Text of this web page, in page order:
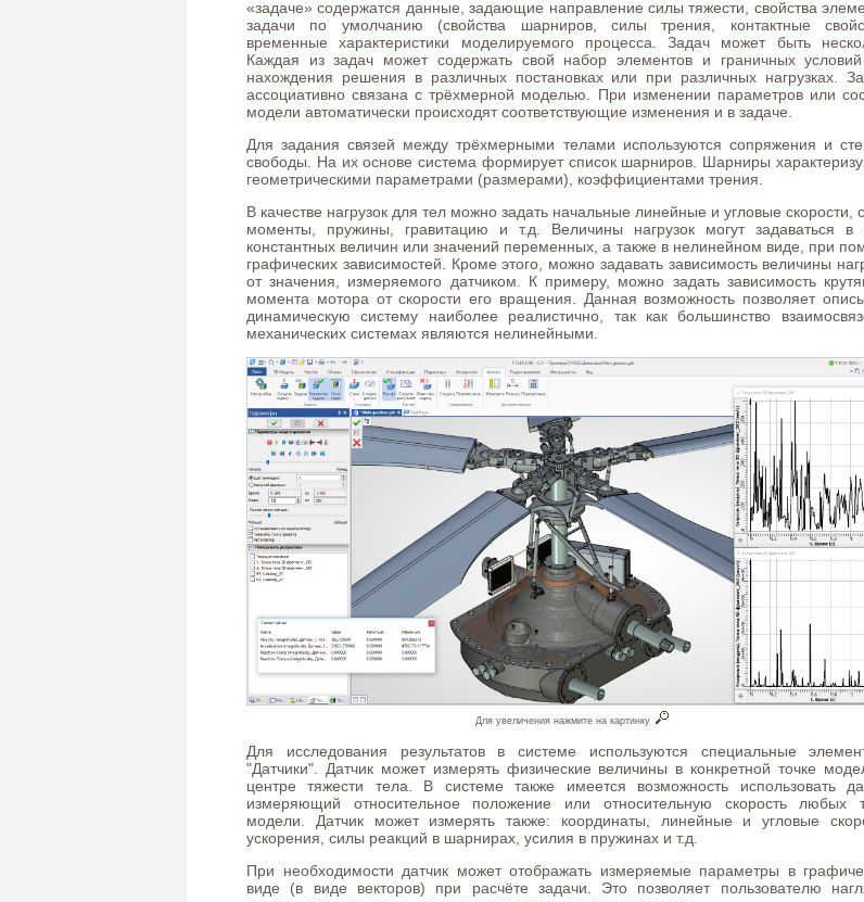
«задаче» содержатся данные, задающие направление силы тяжести, свойства
задачи по умолчанию (свойства шарниров, силы трения, контактные
временные характеристики моделируемого процесса. Задач может быть
Каждая из задач может содержать свой набор элементов и граничных
нахождения решения в различных постановках или при различных нагрузках.
ассоциативно связана с трёхмерной моделью. При изменении параметров или
модели автоматически происходят соответствующие изменения и в задаче.
Для задания связей между трёхмерными телами используются сопряжения и
свободы. На их основе система формирует список шарниров. Шарниры
геометрическими параметрами (размерами), коэффициентами трения.
В качестве нагрузок для тел можно задать начальные линейные и угловые скорости,
моменты, пружины, гравитацию и т.д. Величины нагрузок могут задаваться в
константных величин или значений переменных, а также в нелинейном виде, при
графических зависимостей. Кроме этого, можно задавать зависимость величины
от значения, измеряемого датчиком. К примеру, можно задать зависимость
момента мотора от скорости его вращения. Данная возможность позволяет
динамическую систему наиболее реалистично, так как большинство
механических системах являются нелинейными.
Для увеличения нажмите на картинку
Для исследования результатов в системе используются специальные
"Датчики". Датчик может измерять физические величины в конкретной точке
центре тяжести тела. В системе также имеется возможность использовать
измеряющий относительное положение или относительную скорость любых
модели. Датчик может измерять также: координаты, линейные и угловые
ускорения, силы реакций в шарнирах, усилия в пружинах и т.д.
При необходимости датчик может отображать измеряемые параметры в
виде (в виде векторов) при расчёте задачи. Это позволяет пользователю